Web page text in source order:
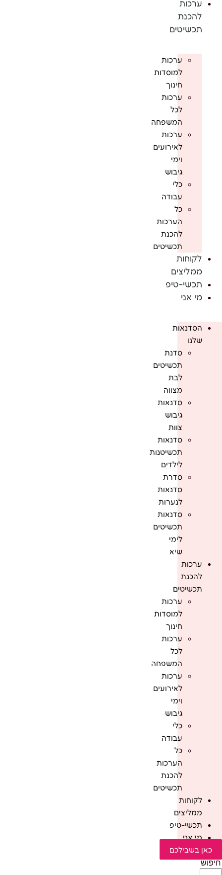
ערכות
להכנת
תכשיטים
ערכות
למוסדות
חינוך
ערכות
לכל
המשפחה
ערכות
לאירועים
וימי
גיבוש
כלי
עבודה
כל
הערכות
להכנת
תכשיטים
לקוחות
ממליצים
תכשי-טיפ
מי אני
הסדנאות
שלנו
סדנת
תכשיטים
לבת
מצווה
סדנאות
גיבוש
צוות
סדנאות
תכשיטנות
לילדים
סדרת
סדנאות
לנערות
סדנאות
תכשיטים
לימי
שיא
ערכות
להכנת
תכשיטים
ערכות
למוסדות
חינוך
ערכות
לכל
המשפחה
ערכות
לאירועים
וימי
גיבוש
כלי
עבודה
כל
הערכות
להכנת
תכשיטים
לקוחות
ממליצים
תכשי-טיפ
מי אני
כאן בשבילכם
חיפוש